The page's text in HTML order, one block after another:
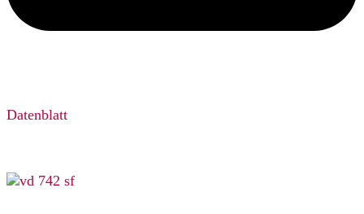
Datenblatt